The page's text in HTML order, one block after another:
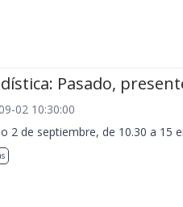
Pasado,
02 10:30:00
2 de septiembre, de 10.30 a 15